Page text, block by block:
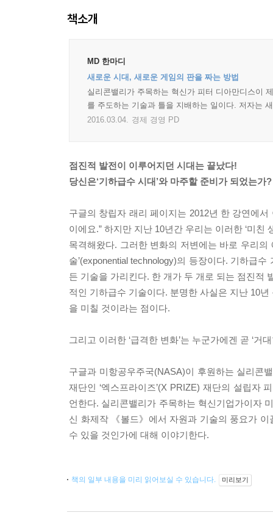
책소개
MD 한마디
새로운 시대, 새로운 게임의 판을 짜는 방법
실리콘밸리가 주목하는 혁신가 피터 디아만디스이
를 주도하는 기술과 틀을 지배하는 일이다. 저자는
2016.03.04. 경제 경영 PD
점진적 발전이 이루어지던 시대는 끝났다!
당신은‘기하급수 시대’와 마주할 준비가 되었는가?
구글의 창립자 래리 페이지는 2012년 한 강연에
이에요.” 하지만 지난 10년간 우리는 이러한 ‘미친
목격해왔다. 그러한 변화의 저변에는 바로 우리
술’(exponential technology)의 등장이다. 기하급
든 기술을 가리킨다. 한 개가 두 개로 되는 점진적
적인 기하급수 기술이다. 분명한 사실은 지난 10
을 미칠 것이라는 점이다.
그리고 이러한 ‘급격한 변화’는 누군가에겐 곧 ‘거
구글과 미항공우주국(NASA)이 후원하는 실리콘
재단인 ‘엑스프라이즈’(X PRIZE) 재단의 설립자
언한다. 실리콘밸리가 주목하는 혁신기업가이자
신 화제작 《볼드》에서 자원과 기술의 풍요가
수 있을 것인가에 대해 이야기한다.
책의 일부 내용을 미리 읽어보실 수 있습니다. 미리보기